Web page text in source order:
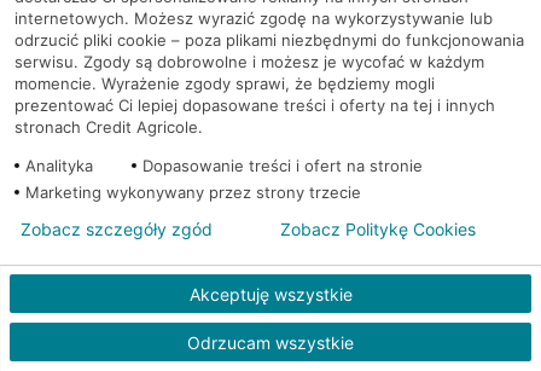
179
(Euronet)
Warszawa, al. Jerozolimskie
179
Bankomat
(Euronet)
Warszawa, al. Jerozolimskie
179
Bankomat
(Euronet)
Warszawa, al. Jerozolimskie
179
Bankomat (Planet
Cash)
Warszawa, Al.Jerozolimskie
Bankomat (Planet
Cash)
internetowych. Możesz wyrazić zgodę na wykorzystywanie lub
odrzucić pliki cookie – poza plikami niezbędnymi do funkcjonowania
serwisu. Zgody są dobrowolne i możesz je wycofać w każdym
momencie. Wyrażenie zgody sprawi, że będziemy mogli
prezentować Ci lepiej dopasowane treści i oferty na tej i innych
stronach Credit Agricole.
Analityka
Dopasowanie treści i ofert na stronie
Marketing wykonywany przez strony trzecie
Akceptuję wszystkie
Odrzucam wszystkie
Zobacz szczegóły zgód Zobacz Politykę Cookies